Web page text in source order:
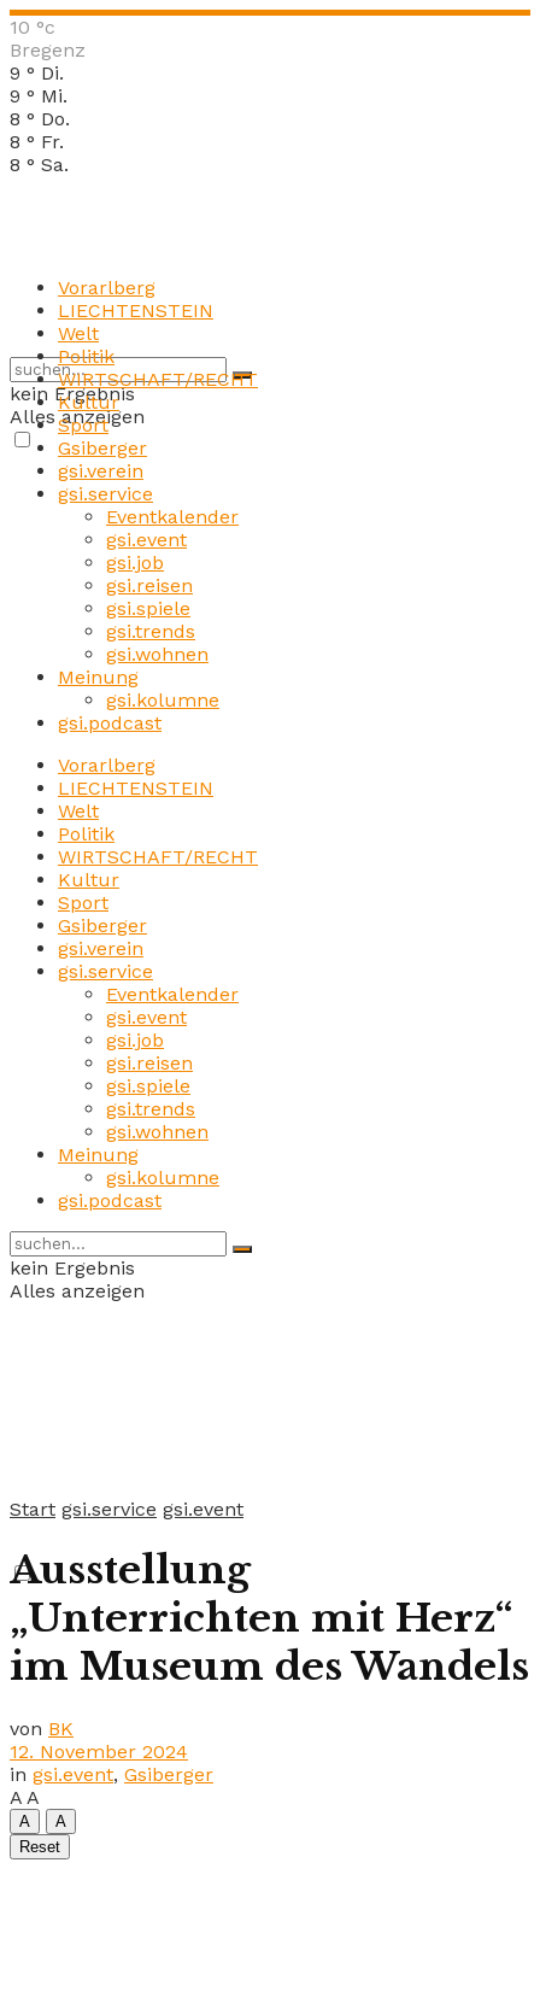
10 °c
Bregenz
9 ° Di.
9 ° Mi.
8 ° Do.
8 ° Fr.
8 ° Sa.
kein Ergebnis
Alles anzeigen
Vorarlberg
LIECHTENSTEIN
Welt
Politik
WIRTSCHAFT/RECHT
Kultur
Sport
Gsiberger
gsi.verein
gsi.service
Eventkalender
gsi.event
gsi.job
gsi.reisen
gsi.spiele
gsi.trends
gsi.wohnen
Meinung
gsi.kolumne
gsi.podcast
Vorarlberg
LIECHTENSTEIN
Welt
Politik
WIRTSCHAFT/RECHT
Kultur
Sport
Gsiberger
gsi.verein
gsi.service
Eventkalender
gsi.event
gsi.job
gsi.reisen
gsi.spiele
gsi.trends
gsi.wohnen
Meinung
gsi.kolumne
gsi.podcast
kein Ergebnis
Alles anzeigen
Start gsi.service gsi.event
Ausstellung
„Unterrichten mit Herz“
im Museum des Wandels
von BK
12. November 2024
in gsi.event, Gsiberger
A A
A
A
Reset